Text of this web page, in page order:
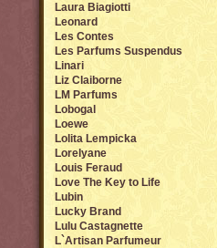
Laura Biagiotti
Leonard
Les Contes
Les Parfums Suspendus
Linari
Liz Claiborne
LM Parfums
Lobogal
Loewe
Lolita Lempicka
Lorelyane
Louis Feraud
Love The Key to Life
Lubin
Lucky Brand
Lulu Castagnette
L`Artisan Parfumeur